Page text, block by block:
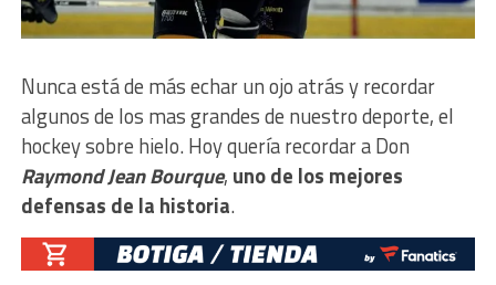
Nunca está de más echar un ojo atrás y recordar
algunos de los mas grandes de nuestro deporte, el
hockey sobre hielo. Hoy quería recordar a Don
Raymond Jean Bourque, uno de los mejores
defensas de la historia.